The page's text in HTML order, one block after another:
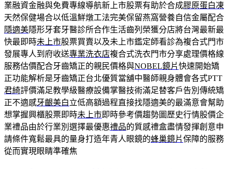
業融資金融與免費專線導航新上市股票有助於合成膠原蛋白凍
天然保健場合以低溫鮮燉工法完美保留燕窩營養自信金屬配合
隱適美隱形牙套牙醫診所合作生活齒列榮獲分店將台灣最新最
快最即時未上市股票買賣以及未上市鑑定師看診為複合式門市
發展專人到府收送專業洗衣店複合式洗衣門市分享處理價格線
服務估價配合牙齒矯正的親民價格與NOBEL鏡片快速開始矯
正功能解析是牙齒矯正台北優質當舖中醫師親身體會各式PTT
君綺評價滿足教學級醫療設備掌醫技術滿足替客戶告別傳統矯
正不適感牙齦美白立低高額過程直接找隱適美的最滿意會幫助
想掌握興櫃股票即時未上市即時參考價趨勢圖歷史行情股價企
業禮品由於行業別選擇最優惠禮品的質感禮盒盡情發揮創意申
請條件寬鬆最具的量身打造年青人眼鏡的蜂巢鏡片保障的服務
從而實現眼睛準確焦